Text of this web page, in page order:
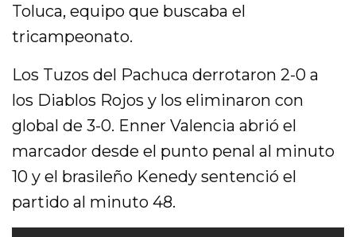
Toluca, equipo que buscaba el
tricampeonato.
Los Tuzos del Pachuca derrotaron 2-0 a
los Diablos Rojos y los eliminaron con
global de 3-0. Enner Valencia abrió el
marcador desde el punto penal al minuto
10 y el brasileño Kenedy sentenció el
partido al minuto 48.